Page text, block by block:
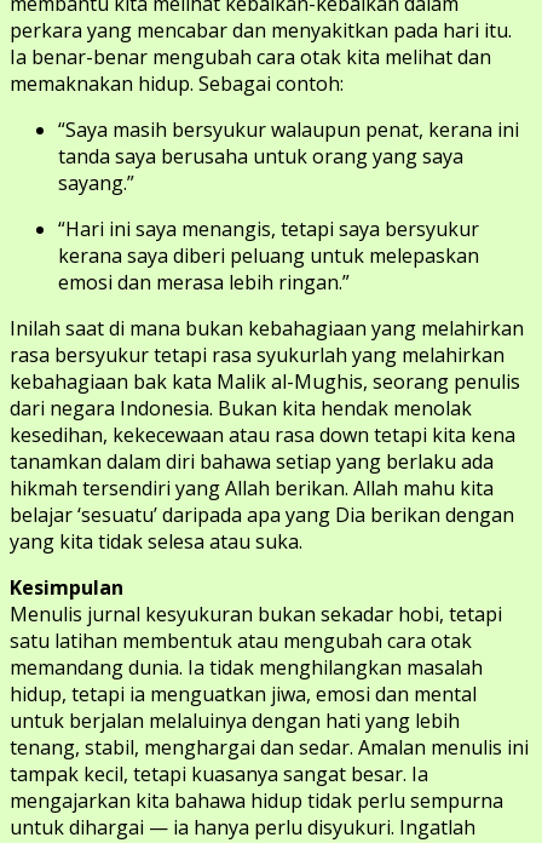
perkara yang mencabar dan menyakitkan pada hari itu.
Ia benar-benar mengubah cara otak kita melihat dan
memaknakan hidup. Sebagai contoh:
“Saya masih bersyukur walaupun penat, kerana ini
tanda saya berusaha untuk orang yang saya
sayang.”
“Hari ini saya menangis, tetapi saya bersyukur
kerana saya diberi peluang untuk melepaskan
emosi dan merasa lebih ringan.”
Inilah saat di mana bukan kebahagiaan yang melahirkan
rasa bersyukur tetapi rasa syukurlah yang melahirkan
kebahagiaan bak kata Malik al-Mughis, seorang penulis
dari negara Indonesia. Bukan kita hendak menolak
kesedihan, kekecewaan atau rasa down tetapi kita kena
tanamkan dalam diri bahawa setiap yang berlaku ada
hikmah tersendiri yang Allah berikan. Allah mahu kita
belajar ‘sesuatu’ daripada apa yang Dia berikan dengan
yang kita tidak selesa atau suka.
Kesimpulan
Menulis jurnal kesyukuran bukan sekadar hobi, tetapi
satu latihan membentuk atau mengubah cara otak
memandang dunia. Ia tidak menghilangkan masalah
hidup, tetapi ia menguatkan jiwa, emosi dan mental
untuk berjalan melaluinya dengan hati yang lebih
tenang, stabil, menghargai dan sedar. Amalan menulis ini
tampak kecil, tetapi kuasanya sangat besar. Ia
mengajarkan kita bahawa hidup tidak perlu sempurna
untuk dihargai — ia hanya perlu disyukuri. Ingatlah